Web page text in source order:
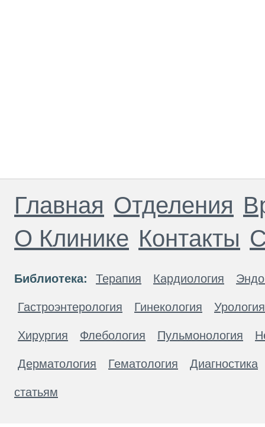
Главная Отделения
О Клинике Контакты
Библиотека: Терапия Кардиология
Гастроэнтерология Гинекология Урология
Хирургия Флебология Пульмонология
Дерматология Гематология Диагностика
статьям